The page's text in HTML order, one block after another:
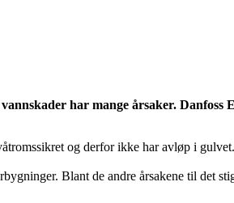
har mange årsaker. Danfoss
og derfor ikke har avløp i gulvet.
Blant de andre årsakene til det